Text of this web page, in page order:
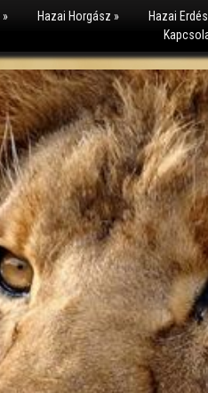
» Hazai Horgász »
Hazai